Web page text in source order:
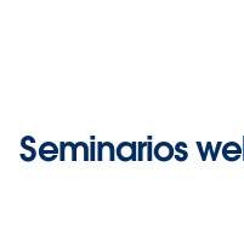
Seminarios